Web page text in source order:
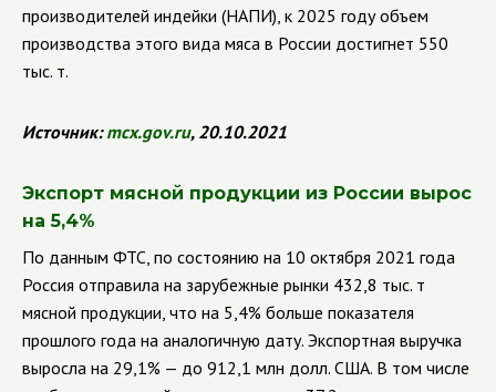
производителей индейки (НАПИ), к 2025 году объем
производства этого вида мяса в России достигнет 550
тыс. т.
Источник:mcx.gov.ru, 20.10.2021
Экспорт мясной продукции из России вырос
на 5,4%
По данным ФТС, по состоянию на 10 октября 2021 года
Россия отправила на зарубежные рынки 432,8 тыс. т
мясной продукции, что на 5,4% больше показателя
прошлого года на аналогичную дату. Экспортная выручка
выросла на 29,1% — до 912,1 млн долл. США. В том числе